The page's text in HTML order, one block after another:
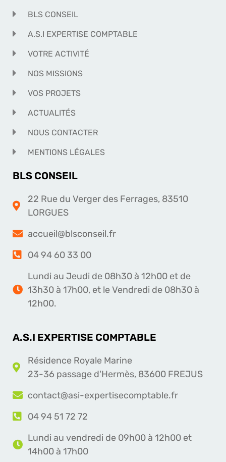
BLS CONSEIL
A.S.I EXPERTISE COMPTABLE
VOTRE ACTIVITÉ
NOS MISSIONS
VOS PROJETS
ACTUALITÉS
NOUS CONTACTER
MENTIONS LÉGALES
BLS CONSEIL
22 Rue du Verger des Ferrages, 83510
LORGUES
accueil@blsconseil.fr
04 94 60 33 00
Lundi au Jeudi de 08h30 à 12h00 et de
13h30 à 17h00, et le Vendredi de 08h30 à
12h00.
A.S.I EXPERTISE COMPTABLE
Résidence Royale Marine
23-36 passage d'Hermès, 83600 FREJUS
contact@asi-expertisecomptable.fr
04 94 51 72 72
Lundi au vendredi de 09h00 à 12h00 et
14h00 à 17h00